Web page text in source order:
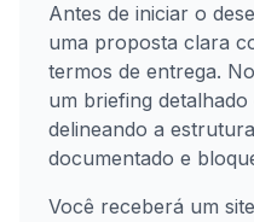
Antes de iniciar o
uma proposta clara
termos de entrega.
um briefing
delineando a
documentado e
Você receberá um